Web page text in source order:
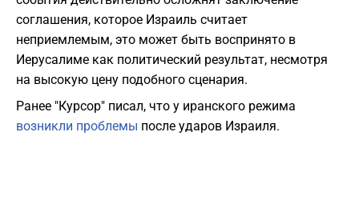
соглашения, которое Израиль считает
неприемлемым, это может быть воспринято в
Иерусалиме как политический результат, несмотря
на высокую цену подобного сценария.
Ранее "Курсор" писал, что у иранского режима
возникли проблемы после ударов Израиля.